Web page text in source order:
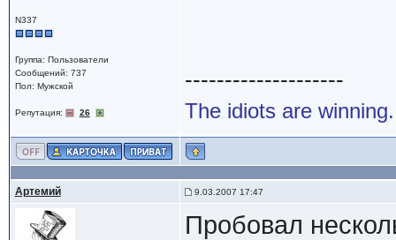
N337
Группа: Пользователи
Сообщений: 737
Пол: Мужской
Репутация: 26
--------------------
The idiots are winning.
Артемий 9.03.2007 17:47
Пробовал